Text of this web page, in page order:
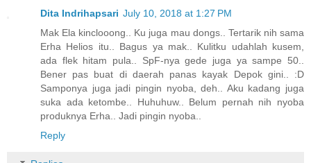
Dita Indrihapsari July 10, 2018 at 1:27 PM
Mak Ela kinclooong.. Ku juga mau dongs.. Tertarik nih sama
Erha Helios itu.. Bagus ya mak.. Kulitku udahlah kusem,
ada flek hitam pula.. SpF-nya gede juga ya sampe 50..
Bener pas buat di daerah panas kayak Depok gini.. :D
Samponya juga jadi pingin nyoba, deh.. Aku kadang juga
suka ada ketombe.. Huhuhuw.. Belum pernah nih nyoba
produknya Erha.. Jadi pingin nyoba..
Reply